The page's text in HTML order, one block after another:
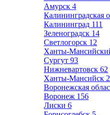
Амурск 4
Калининградская
Калининград 111
Зеленоградск 14
Светлогорск 12
Ханты-
Сургут 93
Нижневартовск 62
Ханты-Мансийск
Воронежская
Воронеж 156
Лиски 6